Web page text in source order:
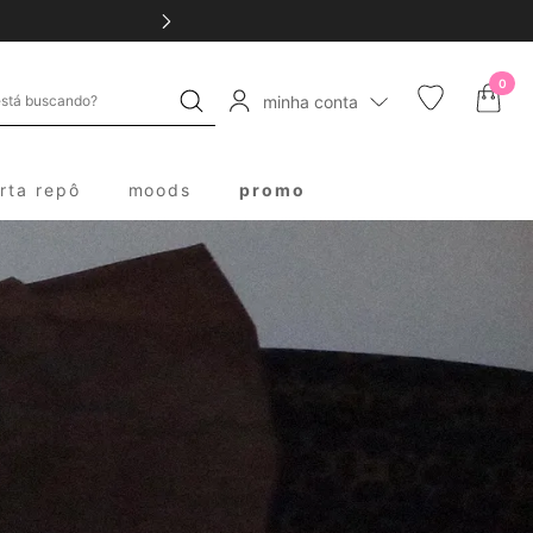
minha conta
0
repô moods promo